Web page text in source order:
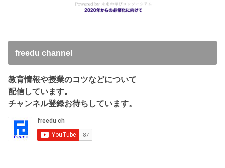
freedu channel
教育情報や授業のコツなどについて
配信しています。
チャンネル登録お待ちしています。